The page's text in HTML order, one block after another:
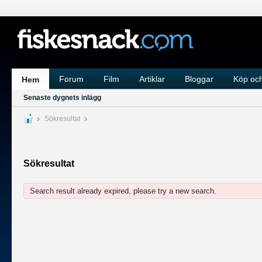
Hem Forum Film Artiklar Bloggar Köp
Senaste dygnets inlägg
Sökresultat
Sökresultat
Search result already expired, please try a new search.